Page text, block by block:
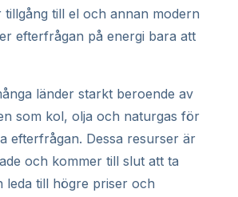
till el och annan modern
efterfrågan på energi bara att
länder starkt beroende av
som kol, olja och naturgas för
efterfrågan. Dessa resurser är
och kommer till slut att ta
leda till högre priser och